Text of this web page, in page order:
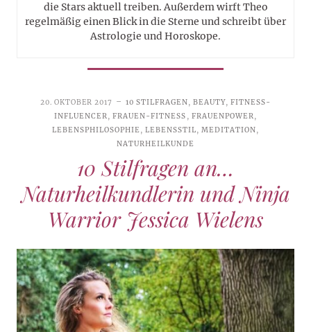
die Stars aktuell treiben. Außerdem wirft Theo
regelmäßig einen Blick in die Sterne und schreibt über
Astrologie und Horoskope.
20. OKTOBER 2017 10 STILFRAGEN, BEAUTY,FITNESS-
INFLUENCER,FRAUEN-FITNESS , FRAUENPOWER,
LEBENSPHILOSOPHIE, LEBENSSTIL,MEDITATION,
NATURHEILKUNDE
10 Stilfragen an…
Naturheilkundlerin und Ninja
Warrior Jessica Wielens